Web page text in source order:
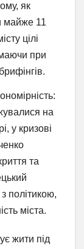
як
майже 11
цілі
маючи при
на
у кризові
та
політикою,
міста.
жити під